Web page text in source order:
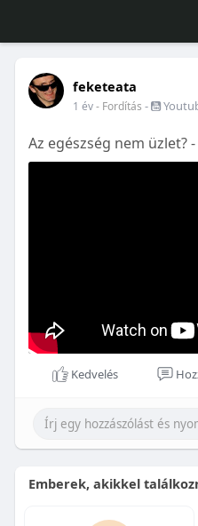
feketeata
1 év- Fordítás -
Az egészség nem üzlet?
Kedvelés
Emberek, akikkel